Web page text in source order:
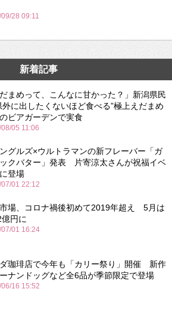
28 09:11
新着記事
だまめって、こんなに甘かった？」新潟県民
外に出したくないほど食べる”極上えだまめ
ビアガーデンで実食
05 11:06
グルズ×ウルトラマンの新フレーバー「ガ
クバター」発表 片寄涼太さんが祝福イベ
登場
01 22:12
場、コロナ禍後初めて2019年超え 5月は
円に
01 16:24
珈琲店で今年も「カリー祭り」開催 新作
ナンドッグなど全6品が季節限定で登場
16 15:52